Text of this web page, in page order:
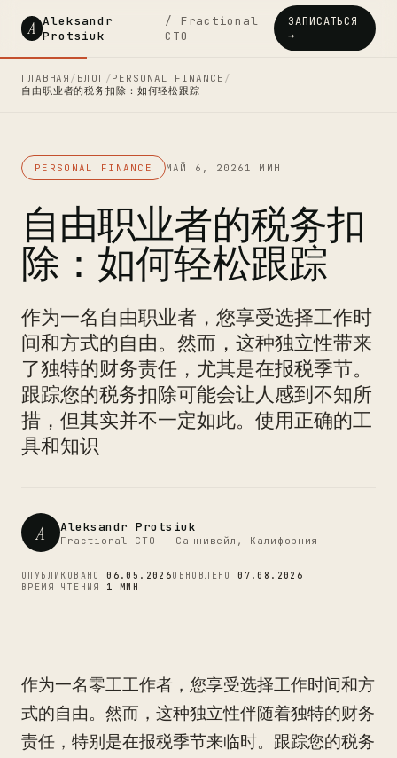
A Aleksandr
Protsiuk
/ Fractional
CTO
ЗАПИСАТЬСЯ
→
ГЛАВНАЯ / БЛОГ /PERSONAL FINANCE /
自由职业者的税务扣除：如何轻松跟踪
PERSONAL FINANCE МАЙ 6, 2026 1 МИН
自由职业者的税务扣
除：如何轻松跟踪
作为一名自由职业者，您享受选择工作时
间和方式的自由。然而，这种独立性带来
了独特的财务责任，尤其是在报税季节。
跟踪您的税务扣除可能会让人感到不知所
措，但其实并不一定如此。使用正确的工
具和知识
A Aleksandr Protsiuk
Fractional CTO - Саннивейл, Калифорния
ОПУБЛИКОВАНО06.05.2026ОБНОВЛЕНО07.08.2026
ВРЕМЯ ЧТЕНИЯ 1 МИН
作为一名零工工作者，您享受选择工作时间和方
式的自由。然而，这种独立性伴随着独特的财务
责任，特别是在报税季节来临时。跟踪您的税务